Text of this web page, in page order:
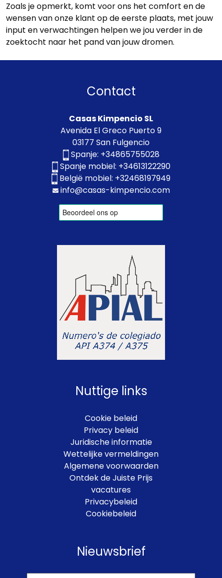
Zoals je opmerkt, komt voor ons het comfort en de
wensen van onze klant op de eerste plaats, met jouw
input en verwachtingen helpen we jou verder in de
zoektocht naar het pand van jouw dromen.
Contact
Casas Kimpencio SL
Avenida El Greco Puerto 9
03177 San Fulgencio
Spanje: +34865755028
Spanje mobiel: +34613122290
België mobiel: +32468197949
info@casas-kimpencio.com
Nuttige links
Cookie beleid
Privacy beleid
Juridische informatie
Wettelijke vermeldingen
Algemene voorwaarden
Ontdek de Juiste Prijs
vacatures
Privacybeleid
Cookiebeleid
Nieuwsbrief